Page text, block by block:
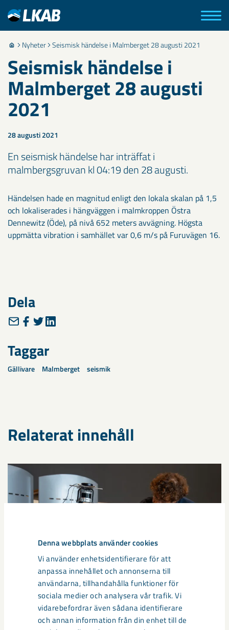
Denna webbplats använder cookies
Vi använder enhetsidentifierare för att
anpassa innehållet och annonserna till
användarna, tillhandahålla funktioner för
sociala medier och analysera vår trafik. Vi
vidarebefordrar även sådana identifierare
och annan information från din enhet till de
Nyheter Seismisk händelse i Malmberget 28 augusti 2021
Seismisk händelse i
Malmberget 28 augusti
2021
28 augusti 2021
En seismisk händelse har inträffat i
malmbergsgruvan kl 04:19 den 28 augusti.
​Händelsen hade en magnitud enligt den lokala skalan på 1,5
och lokaliserades i hängväggen i malmkroppen Östra
Dennewitz (Öde), på nivå 652 meters avvägning. Högsta
uppmätta vibration i samhället var 0,6 m/s på Furuvägen 16.
Dela
Taggar
Gällivare Malmberget seismik
Relaterat innehåll
Så kan humanoida robotar öka